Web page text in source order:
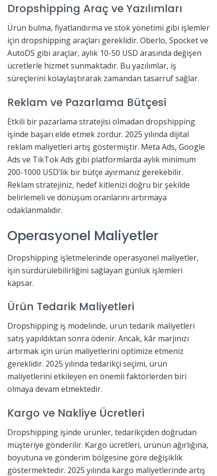
Dropshipping Araç ve Yazılımları
Ürün bulma, fiyatlandırma ve stok yönetimi gibi işlemler
için dropshipping araçları gereklidir. Oberlo, Spocket ve
AutoDS gibi araçlar, aylık 10-50 USD arasında değişen
ücretlerle hizmet sunmaktadır. Bu yazılımlar, iş
süreçlerini kolaylaştırarak zamandan tasarruf sağlar.
Reklam ve Pazarlama Bütçesi
Etkili bir pazarlama stratejisi olmadan dropshipping
işinde başarı elde etmek zordur. 2025 yılında dijital
reklam maliyetleri artış göstermiştir. Meta Ads, Google
Ads ve TikTok Ads gibi platformlarda aylık minimum
200-1000 USD’lik bir bütçe ayırmanız gerekebilir.
Reklam stratejiniz, hedef kitlenizi doğru bir şekilde
belirlemeli ve dönüşüm oranlarını artırmaya
odaklanmalıdır.
Operasyonel Maliyetler
Dropshipping işletmelerinde operasyonel maliyetler,
işin sürdürülebilirliğini sağlayan günlük işlemleri
kapsar.
Ürün Tedarik Maliyetleri
Dropshipping iş modelinde, ürün tedarik maliyetleri
satış yapıldıktan sonra ödenir. Ancak, kâr marjınızı
artırmak için ürün maliyetlerini optimize etmeniz
gereklidir. 2025 yılında tedarikçi seçimi, ürün
maliyetlerini etkileyen en önemli faktörlerden biri
olmaya devam etmektedir.
Kargo ve Nakliye Ücretleri
Dropshipping işinde ürünler, tedarikçiden doğrudan
müşteriye gönderilir. Kargo ücretleri, ürünün ağırlığına,
boyutuna ve gönderim bölgesine göre değişiklik
göstermektedir. 2025 yılında kargo maliyetlerinde artış